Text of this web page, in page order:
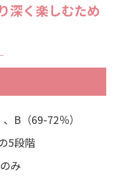
深く楽しむため
B（69-72％）
5段階
み